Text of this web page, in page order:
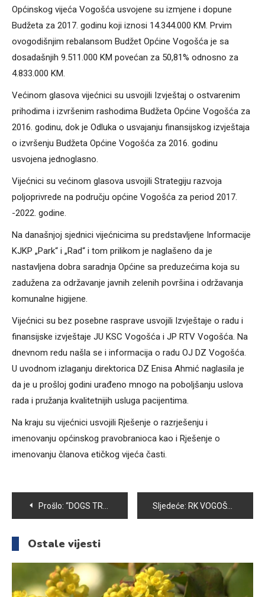
Općinskog vijeća Vogošća usvojene su izmjene i dopune
Budžeta za 2017. godinu koji iznosi 14.344.000 KM. Prvim
ovogodišnjim rebalansom Budžet Općine Vogošća je sa
dosadašnjih 9.511.000 KM povećan za 50,81% odnosno za
4.833.000 KM.
Većinom glasova vijećnici su usvojili Izvještaj o ostvarenim
prihodima i izvršenim rashodima Budžeta Općine Vogošća za
2016. godinu, dok je Odluka o usvajanju finansijskog izvještaja
o izvršenju Budžeta Općine Vogošća za 2016. godinu
usvojena jednoglasno.
Vijećnici su većinom glasova usvojili Strategiju razvoja
poljoprivrede na području općine Vogošća za period 2017.
-2022. godine.
Na današnjoj sjednici vijećnicima su predstavljene Informacije
KJKP „Park“ i „Rad“ i tom prilikom je naglašeno da je
nastavljena dobra saradnja Općine sa preduzećima koja su
zadužena za održavanje javnih zelenih površina i održavanja
komunalne higijene.
Vijećnici su bez posebne rasprave usvojili Izvještaje o radu i
finansijske izvještaje JU KSC Vogošća i JP RTV Vogošća. Na
dnevnom redu našla se i informacija o radu OJ DZ Vogošća.
U uvodnom izlaganju direktorica DZ Enisa Ahmić naglasila je
da je u prošloj godini urađeno mnogo na poboljšanju uslova
rada i pružanja kvalitetnijih usluga pacijentima.
Na kraju su vijećnici usvojili Rješenje o razrješenju i
imenovanju općinskog pravobranioca kao i Rješenje o
imenovanju članova etičkog vijeća časti.
Navigacija
članaka
Prošlo: “DOGS TRUST” SVEČANO OTVORIO ŠKOLU ZA PSE U SEMIZOVCU Sljedeće: RK VOGOŠĆA POLJINE HILLS PORAŽEN U BANJALUCI. RK BORAC SLAVIO REZULTATOM 27:18 I PROŠAO U POLUFINALE KUP-a BIH
Ostale vijesti